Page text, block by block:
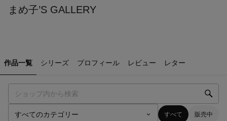
まめ子’S GALLERY
作品一覧 シリーズ プロフィール レビュー レター
すべて 販売中